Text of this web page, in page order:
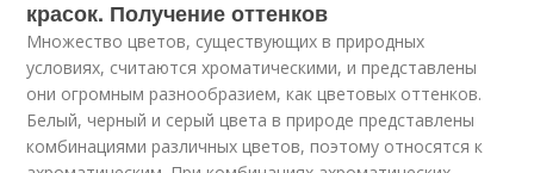
красок. Получение оттенков
Множество цветов, существующих в природных
условиях, считаются хроматическими, и представлены
они огромным разнообразием, как цветовых оттенков.
Белый, черный и серый цвета в природе представлены
комбинациями различных цветов, поэтому относятся к